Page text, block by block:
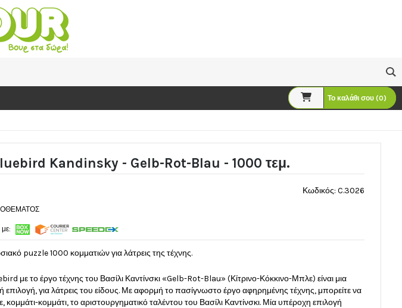
Το καλάθι σου (0)
Kandinsky - Gelb-Rot-Blau - 1000 τεμ.
Κωδικός: C.3026
puzzle 1000 κομματιών για λάτρεις της τέχνης.
με το έργο τέχνης του Βασίλι Καντίνσκι «Gelb-Rot-Blau» (Κίτρινο-Κόκκινο-Μπλε) είναι μια
επιλογή, για λάτρεις του είδους. Με αφορμή το πασίγνωστο έργο αφηρημένης τέχνης, μπορείτε να
κομμάτι-κομμάτι, το αριστουργηματικό ταλέντου του Βασίλι Καντίνσκι. Μία υπέροχη επιλογή